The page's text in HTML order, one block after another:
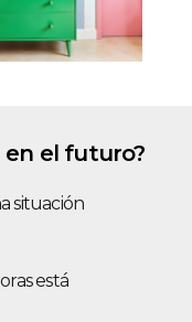
el futuro?
situación
está